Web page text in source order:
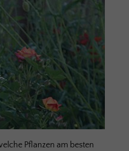
Pflanzen am besten